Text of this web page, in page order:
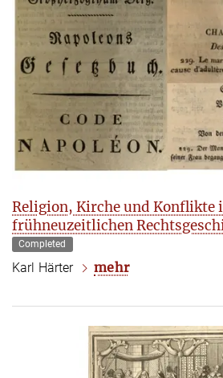
Religion, Kirche und Konflikte
frühneuzeitlichen
Completed
Karl Härter mehr